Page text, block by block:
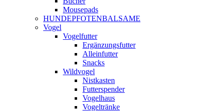
Mousepads
HUNDEPFOTENBALSAME
Vogel
Vogelfutter
Ergänzungsfutter
Alleinfutter
Snacks
Wildvogel
Nistkasten
Futterspender
Vogelhaus
Vogeltränke